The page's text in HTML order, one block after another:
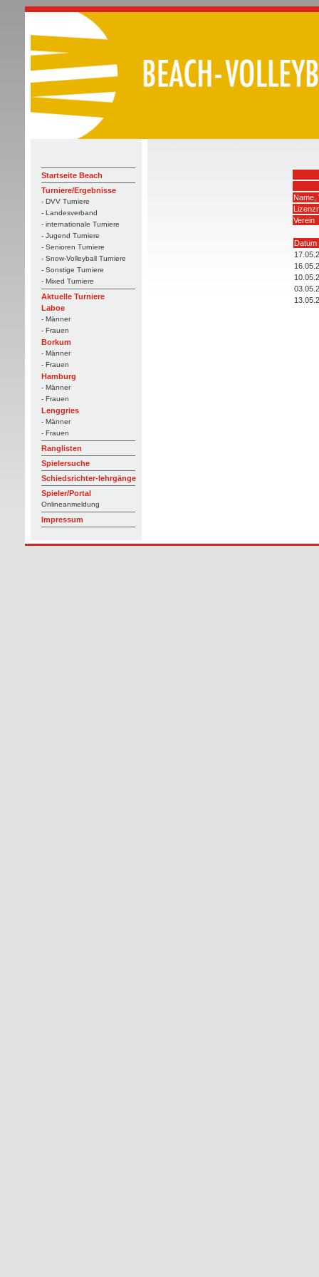
Startseite Beach
Turniere/Ergebnisse
- DVV Turniere
- Landesverband
- internationale Turniere
- Jugend Turniere
- Senioren Turniere
- Snow-Volleyball Turniere
- Sonstige Turniere
- Mixed Turniere
Aktuelle Turniere
Laboe
- Männer
- Frauen
Borkum
- Männer
- Frauen
Hamburg
- Männer
- Frauen
Lenggries
- Männer
- Frauen
Ranglisten
Spielersuche
Schiedsrichter-lehrgänge
Spieler/Portal
Onlineanmeldung
Impressum
Name,
Verein
Datum